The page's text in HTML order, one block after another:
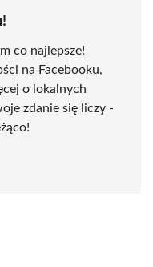
co najlepsze!
na Facebooku,
o lokalnych
zdanie się liczy -